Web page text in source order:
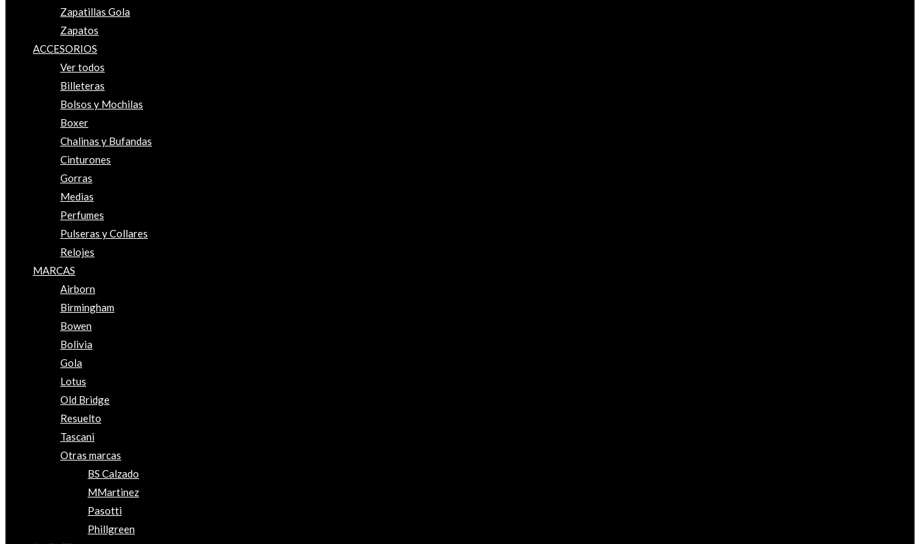
Zapatillas Gola
Zapatos
ACCESORIOS
Ver todos
Billeteras
Bolsos y Mochilas
Boxer
Chalinas y Bufandas
Cinturones
Gorras
Medias
Perfumes
Pulseras y Collares
Relojes
MARCAS
Airborn
Birmingham
Bowen
Bolivia
Gola
Lotus
Old Bridge
Resuelto
Tascani
Otras marcas
BS Calzado
MMartinez
Pasotti
Phillgreen